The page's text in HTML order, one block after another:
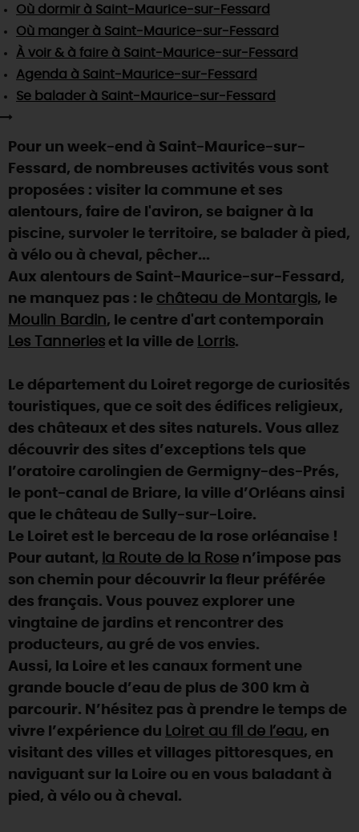
TOUTES LES ACTIVITÉS
Visitesgourmandesetcréatives
Vins etvignobles
Chic, une aire de pique-nique
Par ici les guinguettes
Que rapporter du Loiret ?
TOUT L'ART DE VIVRE
Des vacances auprès des animaux 🐎
(re)Découvrir les coulisses de la Faïencerie de
Expérimenterles parcours Baludik
Rendez-vous de la nature en 2026
Des sorties en famille dans le Loiret !
Programme des animations "Loiret au fil de l'eau"
2026
Où sortir ?
DEMAIN
CE WEEK-END
CETTE SEMAINE
TOUT L'AGENDA
SE REPÉRER,SE DÉPLACER
INFOS & SERVICES
RÉSERVERMAINTENANT
Où dormir à Saint-Maurice-sur-Fessard
Où manger à Saint-Maurice-sur-Fessard
À voir & à faire à Saint-Maurice-sur-Fessard
Agenda à Saint-Maurice-sur-Fessard
Se balader à Saint-Maurice-sur-Fessard
Pour un week-end à Saint-Maurice-sur-
Fessard, de nombreuses activités vous sont
proposées : visiter la commune et ses
alentours, faire de l'aviron, se baigner à la
piscine, survoler le territoire, se balader à pied,
à vélo ou à cheval, pêcher...
Aux alentours de Saint-Maurice-sur-Fessard,
ne manquez pas : le château de Montargis, le
Moulin Bardin, le centre d'art contemporain
Les Tanneries et la ville de Lorris.
Le département du Loiret regorge de curiosités
touristiques, que ce soit des édifices religieux,
des châteaux et des sites naturels. Vous allez
découvrir des sites d’exceptions tels que
l’oratoire carolingien de Germigny-des-Prés,
le pont-canal de Briare, la ville d’Orléans ainsi
que le château de Sully-sur-Loire.
Le Loiret est le berceau de la rose orléanaise !
Pour autant, la Route de la Rose n’impose pas
son chemin pour découvrir la fleur préférée
des français. Vous pouvez explorer une
vingtaine de jardins et rencontrer des
producteurs, au gré de vos envies.
Aussi, la Loire et les canaux forment une
grande boucle d’eau de plus de 300 km à
parcourir. N’hésitez pas à prendre le temps de
vivre l’expérience du Loiret au fil de l’eau, en
visitant des villes et villages pittoresques, en
naviguant sur la Loire ou en vous baladant à
pied, à vélo ou à cheval.